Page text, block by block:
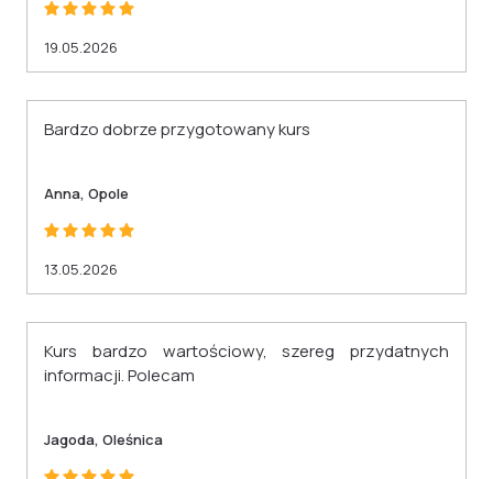
19.05.2026
Bardzo dobrze przygotowany kurs
Anna, Opole
13.05.2026
Kurs bardzo wartościowy, szereg przydatnych
informacji. Polecam
Jagoda, Oleśnica